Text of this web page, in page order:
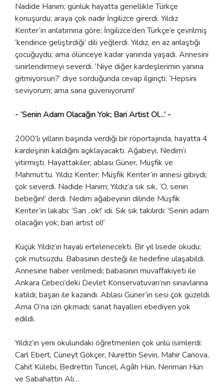
Nadide Hanım; günlük hayatta genellikle Türkçe
konuşurdu; araya çok nadir İngilizce girerdi. Yıldız
Kenter’in anlatımına göre; İngilizce’den Türkçe’e çevrilmiş
‘kendince geliştirdiği’ dili yeğlerdi. Yıldız, en az anlaştığı
çocuğuydu; ama ölünceye kadar yanında yaşadı. Annesini
sinirlendirmeyi severdi. ‘Niye diğer kardeşlerimin yanına
gitmiyorsun?’ diye sorduğunda cevap ilginçti: ‘Hepsini
seviyorum; ama sana güveniyorum!’
- ‘Senin Adam Olacağın Yok; Bari Artist Ol…’ -
2000’li yılların başında verdiği bir röportajında, hayatta 4
kardeşinin kaldığını açıklayacaktı. Ağabeyi, Nedim’i
yitirmişti. Hayattakiler; ablası Güner, Müşfik ve
Mahmut’tu. Yıldız Kenter; Müşfik Kenter’in annesi gibiydi;
çok severdi. Nadide Hanım; Yıldız’a sık sık, ‘O, senin
bebeğin!’ derdi. Nedim ağabeyinin dilinde Müşfik
Kenter’in lakabı: ‘Sarı ..ok!’ idi. Sık sık takılırdı: ‘Senin adam
olacağın yok; bari artist ol!’
Küçük Yıldız’ın hayali ertelenecekti. Bir yıl lisede okudu;
çok mutsuzdu. Babasının desteği ile hedefine ulaşabildi.
Annesine haber verilmedi; babasının muvaffakiyeti ile
Ankara Cebeci’deki Devlet Konservatuvarı’nın sınavlarına
katıldı; başarı ile kazandı. Ablası Güner’in sesi çok güzeldi.
Ama O’na izin çıkmadı; sanat hayalleri ebediyen yok
edildi.
Yıldız’ın yeni okulundaki öğretmenleri çok ünlü isimlerdi:
Carl Ebert, Cüneyt Gökçer, Nurettin Sevin, Mahir Canova,
Cahit Külebi, Bedrettin Tuncel, Agâh Hün, Neriman Hün
ve Sabahattin Ali…